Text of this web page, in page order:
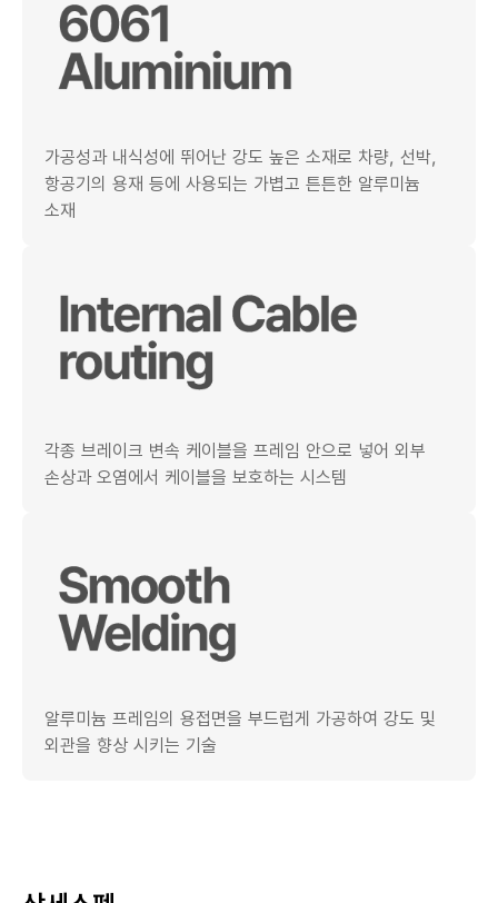
가공성과 내식성에 뛰어난 강도 높은 소재로 차량, 선박,
항공기의 용재 등에 사용되는 가볍고 튼튼한 알루미늄
소재
각종 브레이크 변속 케이블을 프레임 안으로 넣어 외부
손상과 오염에서 케이블을 보호하는 시스템
알루미늄 프레임의 용접면을 부드럽게 가공하여 강도 및
외관을 향상 시키는 기술